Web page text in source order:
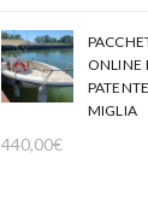
ONLINE
MIGLIA
440,00€